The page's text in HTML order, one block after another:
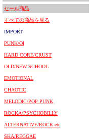
セール商品
すべての商品を見る
IMPORT
PUNK/OI
HARD CORE/CRUST
OLD/NEW SCHOOL
EMOTIONAL
CHAOTIC
MELODIC/POP PUNK
ROCKA/PSYCHOBILLY
ALTERNATIVE/ROCK etc
SKA/REGGAE